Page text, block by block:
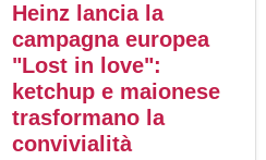
Heinz lancia la
campagna europea
"Lost in love":
ketchup e maionese
trasformano la
convivialità